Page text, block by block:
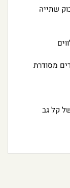
שתייה
מסודרת
קל גב